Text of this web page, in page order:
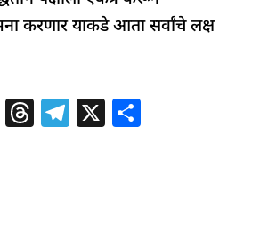
करणार याकडे आता सर्वांचे लक्ष
Li T T X